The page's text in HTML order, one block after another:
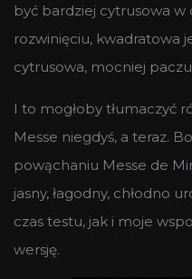
być bardziej cytrusowa
rozwinięciu, kwadratowa
cytrusowa, mocniej
I to mogłoby tłumaczyć
Messe niegdyś, a teraz.
powąchaniu Messe de
jasny, łagodny, chłodno
czas testu, jak i moje
wersję.